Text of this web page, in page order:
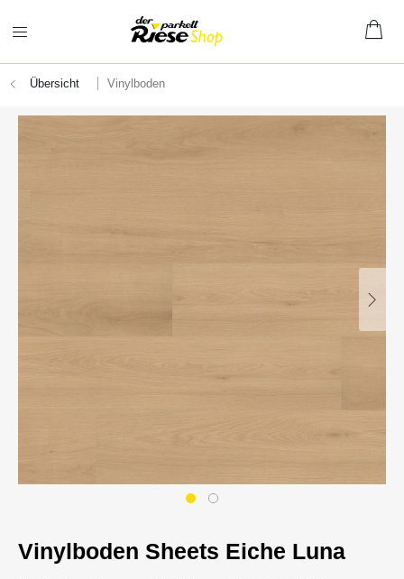
Übersicht Vinylboden
Vinylboden Sheets Eiche Luna